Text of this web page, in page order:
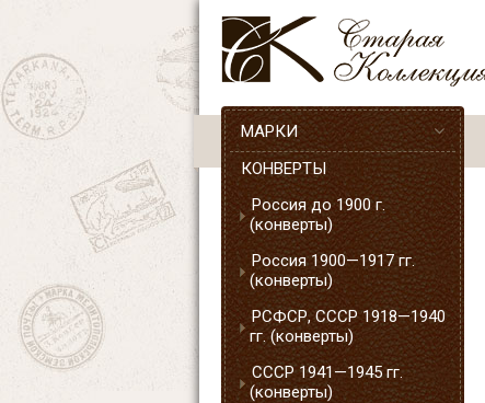
МАРКИ
КОНВЕРТЫ
Россия до 1900 г.
(конверты)
Россия 1900—1917 гг.
(конверты)
РСФСР, СССР 1918—1940
гг. (конверты)
СССР 1941—1945 гг.
(конверты)